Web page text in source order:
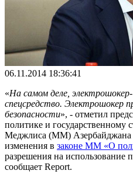
06.11.2014 18:36:41
«На самом деле,
спецсредство. Электрошокер
безопасности», - отметил
политике и государственному
Меджлиса (ММ) Азербайджана
изменения в законе ММ «О
разрешения на использование
сообщает Report.